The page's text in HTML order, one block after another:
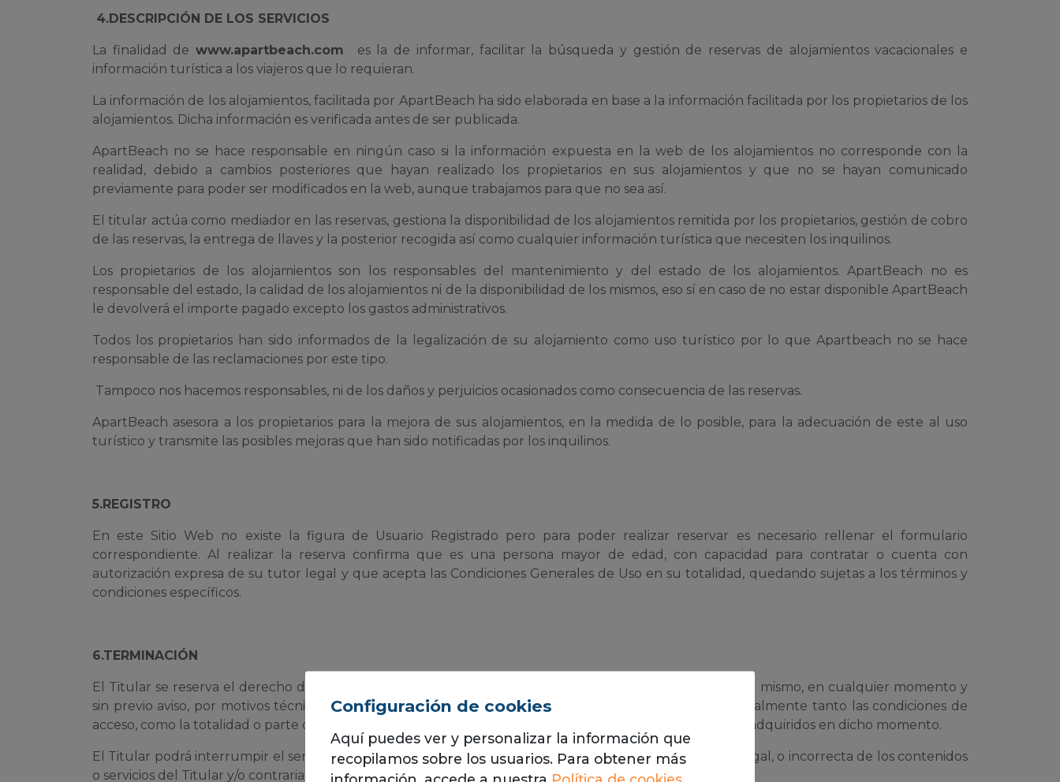
4.DESCRIPCIÓN DE LOS SERVICIOS
La finalidad dewww.apartbeach.com
es la de informar, facilitar la búsqueda y gestión de reservas de alojamientos vacacionales e
información turística a los viajeros que lo requieran.
La información de los alojamientos, facilitada por ApartBeach ha sido elaborada en base a la información facilitada por los propietarios de los
alojamientos. Dicha información es verificada antes de ser publicada.
ApartBeach no se hace responsable en ningún caso si la información expuesta en la web de los alojamientos no corresponde con la
realidad, debido a cambios posteriores que hayan realizado los propietarios en sus alojamientos y que no se hayan comunicado
previamente para poder ser modificados en la web, aunque trabajamos para que no sea así.
El titular actúa como mediador en las reservas, gestiona la disponibilidad de los alojamientos remitida por los propietarios, gestión de cobro
de las reservas, la entrega de llaves y la posterior recogida así como cualquier información turística que necesiten los inquilinos.
Los propietarios de los alojamientos son los responsables del mantenimiento y del estado de los alojamientos. ApartBeach no es
responsable del estado, la calidad de los alojamientos ni de la disponibilidad de los mismos, eso sí en caso de no estar disponible ApartBeach
le devolverá el importe pagado excepto los gastos administrativos.
Todos los propietarios han sido informados de la legalización de su alojamiento como uso turístico por lo que Apartbeach no se hace
responsable de las reclamaciones por este tipo.
Tampoco nos hacemos responsables, ni de los daños y perjuicios ocasionados como consecuencia de las reservas.
ApartBeach asesora a los propietarios para la mejora de sus alojamientos, en la medida de lo posible, para la adecuación de este al uso
turístico y transmite las posibles mejoras que han sido notificadas por los inquilinos.
5.REGISTRO
En este Sitio Web no existe la figura de Usuario Registrado pero para poder realizar reservar es necesario rellenar el formulario
correspondiente. Al realizar la reserva confirma que es una persona mayor de edad, con capacidad para contratar o cuenta con
autorización expresa de su tutor legal y que acepta las Condiciones Generales de Uso en su totalidad, quedando sujetas a los términos y
condiciones específicos.
6.TERMINACIÓN
El Titular se reserva el derecho de interrumpir o cancelar el Sitio Web o cualquiera de los servicios en el mismo, en cualquier momento y
sin previo aviso, por motivos técnicos o de cualquier otra índole, pudiendo así mismo modificar unilateralmente tanto las condiciones de
acceso, como la totalidad o parte de los contenidos en él incluidos todo ello sin perjuicio de los derechos adquiridos en dicho momento.
El Titular podrá interrumpir el servicio a cualquier Usuario que haga una utilización no ética, ofensiva, ilegal, o incorrecta de los contenidos
o servicios del Titular y/o contraria a los intereses del Titular.
Configuración de cookies
Aquí puedes ver y personalizar la información que
recopilamos sobre los usuarios. Para obtener más